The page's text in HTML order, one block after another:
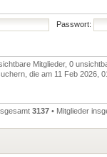
Passwort:
Mitglieder, 0
die am 11 Feb 2026,
3137 • Mitglieder